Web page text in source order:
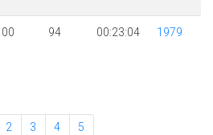
94 00:23:04 1979
2 3 4 5